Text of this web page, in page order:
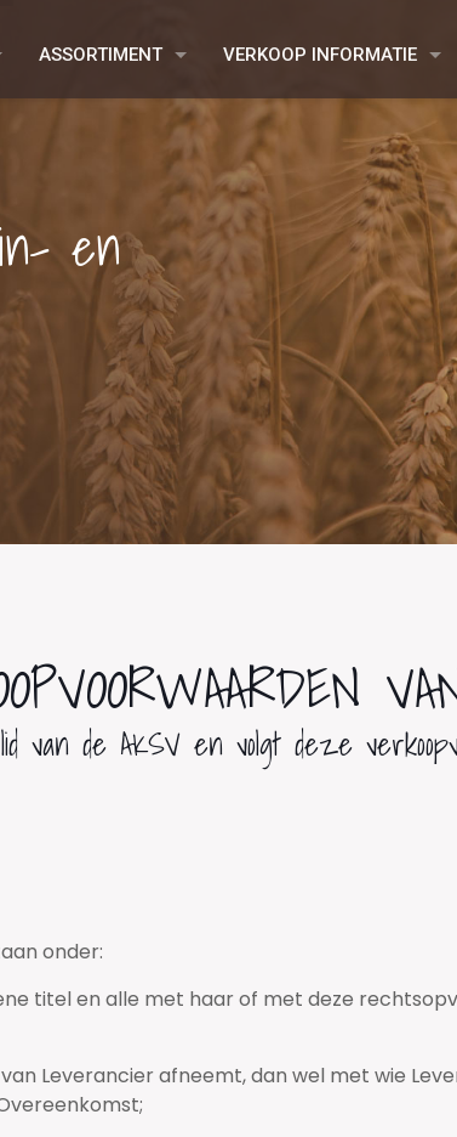
ASSORTIMENT VERKOOP INFORMATIE
en
van de AKSV en volgt deze
onder:
titel en alle met haar of met deze
Leverancier afneemt, dan wel met wie